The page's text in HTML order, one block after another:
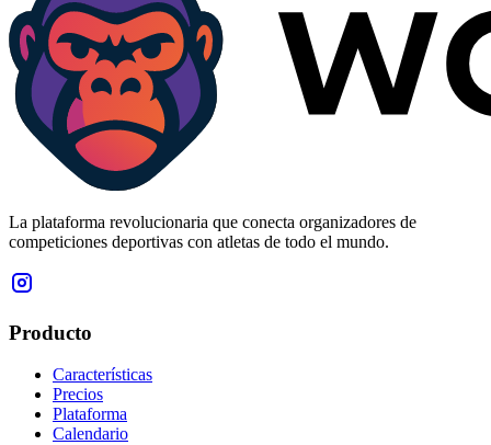
La plataforma revolucionaria que conecta organizadores de
competiciones deportivas con atletas de todo el mundo.
Producto
Características
Precios
Plataforma
Calendario